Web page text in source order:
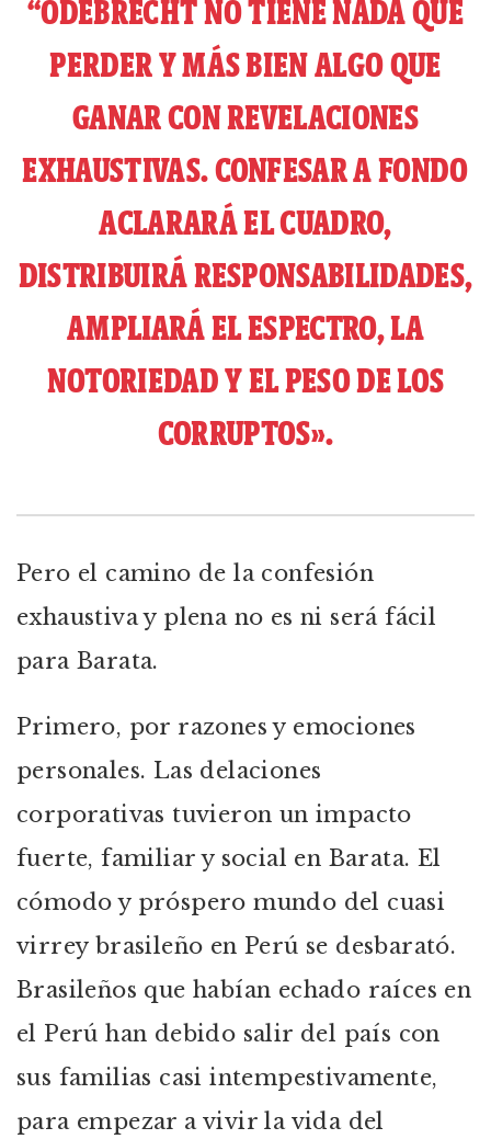
“ODEBRECHT NO TIENE NADA QUE
PERDER Y MÁS BIEN ALGO QUE
GANAR CON REVELACIONES
EXHAUSTIVAS. CONFESAR A FONDO
ACLARARÁ EL CUADRO,
DISTRIBUIRÁ RESPONSABILIDADES,
AMPLIARÁ EL ESPECTRO, LA
NOTORIEDAD Y EL PESO DE LOS
CORRUPTOS».
Pero el camino de la confesión
exhaustiva y plena no es ni será fácil
para Barata.
Primero, por razones y emociones
personales. Las delaciones
corporativas tuvieron un impacto
fuerte, familiar y social en Barata. El
cómodo y próspero mundo del cuasi
virrey brasileño en Perú se desbarató.
Brasileños que habían echado raíces en
el Perú han debido salir del país con
sus familias casi intempestivamente,
para empezar a vivir la vida del